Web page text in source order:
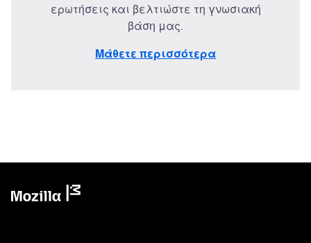
ερωτήσεις και βελτιώστε τη γνωσιακή
βάση μας.
Μάθετε περισσότερα